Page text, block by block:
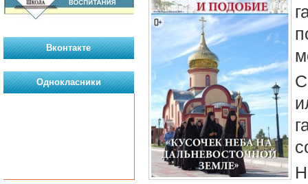
Вконтакте
Однокласники